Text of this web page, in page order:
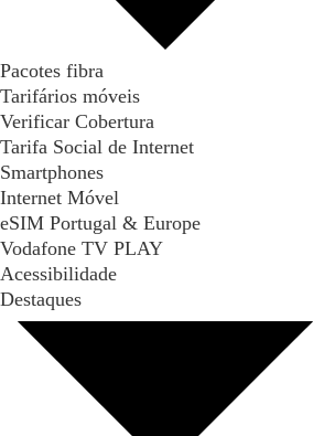
Pacotes fibra
Tarifários móveis
Verificar Cobertura
Tarifa Social de Internet
Smartphones
Internet Móvel
eSIM Portugal & Europe
Vodafone TV PLAY
Acessibilidade
Destaques